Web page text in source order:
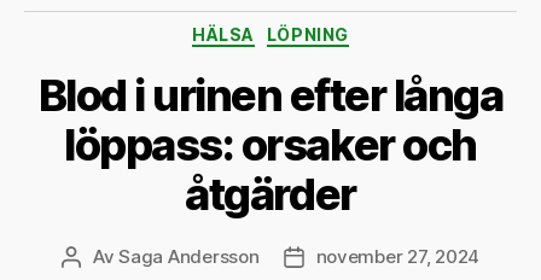
Kategorier
HÄLSA LÖPNING
Blod i urinen efter långa
löppass: orsaker och
åtgärder
Inläggsförfattare
AvSaga Andersson Inläggsdatum
november 27, 2024